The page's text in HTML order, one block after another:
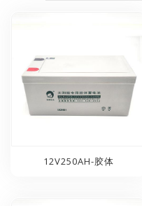
12V250AH-胶体